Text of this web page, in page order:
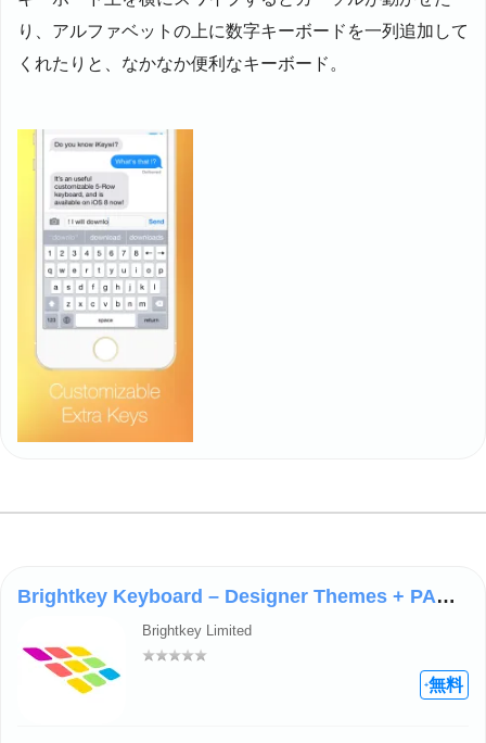
り、アルファベットの上に数字キーボードを一列追加して
くれたりと、なかなか便利なキーボード。
Brightkey Keyboard – Designer Themes + PANTONE
Brightkey Limited
+無料